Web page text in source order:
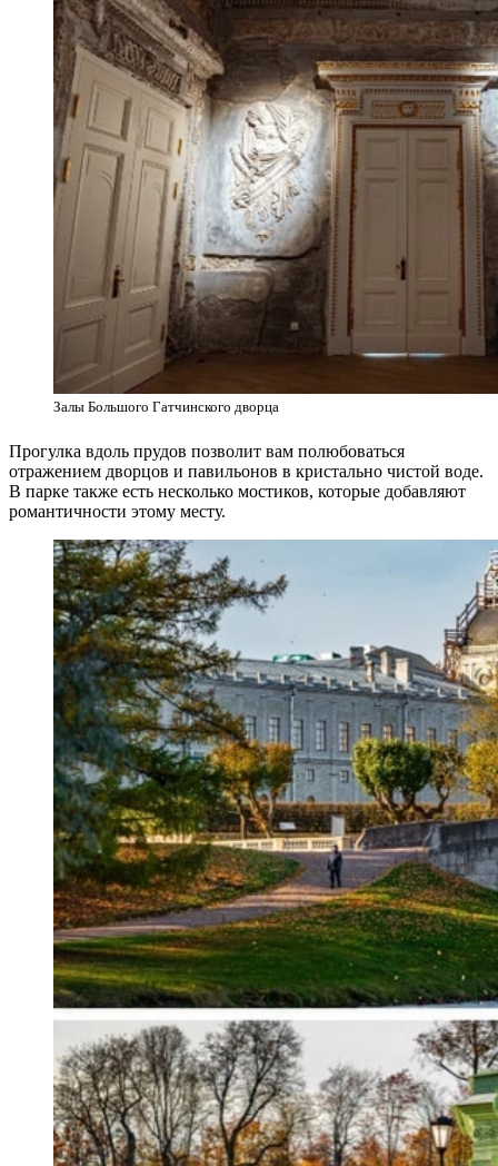
Залы Большого Гатчинского дворца
Прогулка вдоль прудов позволит вам полюбоваться
отражением дворцов и павильонов в кристально чистой воде.
В парке также есть несколько мостиков, которые добавляют
романтичности этому месту.